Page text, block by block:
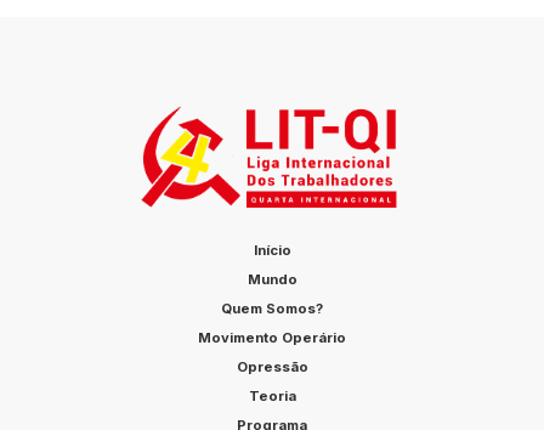
Início
Mundo
Quem Somos?
Movimento Operário
Opressão
Teoria
Programa